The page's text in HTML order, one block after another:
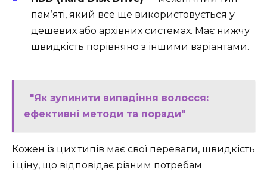
пам’яті, який все ще використовується у
дешевих або архівних системах. Має нижчу
швидкість порівняно з іншими варіантами.
"Як зупинити випадіння волосся:
ефективні методи та поради"
Кожен із цих типів має свої переваги, швидкість
і ціну, що відповідає різним потребам